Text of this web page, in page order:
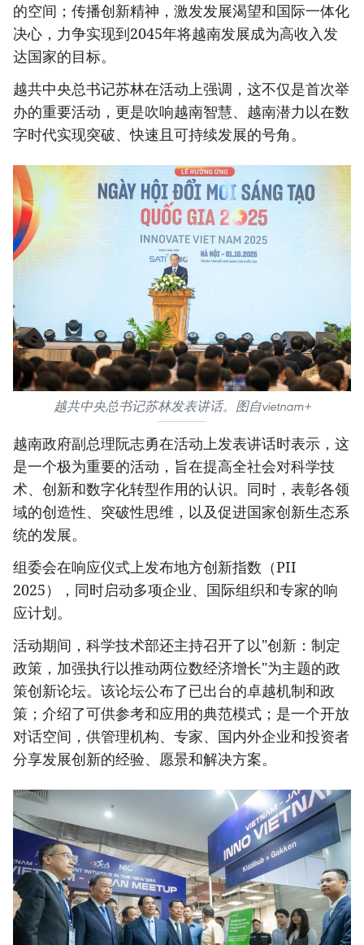
的空间；传播创新精神，激发发展渴望和国际一体化
决心，力争实现到2045年将越南发展成为高收入发
达国家的目标。
越共中央总书记苏林在活动上强调，这不仅是首次举
办的重要活动，更是吹响越南智慧、越南潜力以在数
字时代实现突破、快速且可持续发展的号角。
越共中央总书记苏林发表讲话。图自vietnam+
越南政府副总理阮志勇在活动上发表讲话时表示，这
是一个极为重要的活动，旨在提高全社会对科学技
术、创新和数字化转型作用的认识。同时，表彰各领
域的创造性、突破性思维，以及促进国家创新生态系
统的发展。
组委会在响应仪式上发布地方创新指数（PII
2025），同时启动多项企业、国际组织和专家的响
应计划。
活动期间，科学技术部还主持召开了以"创新：制定
政策，加强执行以推动两位数经济增长"为主题的政
策创新论坛。该论坛公布了已出台的卓越机制和政
策；介绍了可供参考和应用的典范模式；是一个开放
对话空间，供管理机构、专家、国内外企业和投资者
分享发展创新的经验、愿景和解决方案。